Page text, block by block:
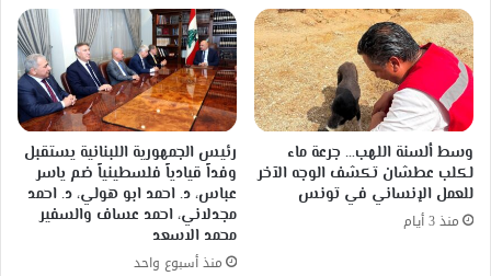
وسط ألسنة اللهب… جرعة ماء
لكلب عطشان تكشف الوجه الآخر
للعمل الإنساني في تونس
منذ 3 أيام
رئيس الجمهورية اللبنانية يستقبل
وفداً قيادياً فلسطينياً ضم ياسر
عباس، د. احمد ابو هولي، د. احمد
مجدلاني، احمد عساف والسفير
محمد الاسعد
منذ أسبوع واحد